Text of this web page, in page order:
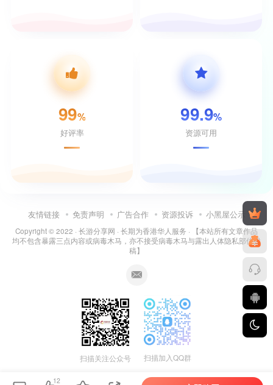
99%
好评率
99.9%
资源可用
友情链接 免责声明 广告合作 资源投诉 小黑屋公示
Copyright © 2022 · 长游分享网 · 长期为香港华人服务 · 【本站所有文章作品
均不包含暴露三点内容或病毒木马，亦不接受病毒木马与露出人体隐私部位投
稿】
扫描关注公众号 扫描加入QQ群
12